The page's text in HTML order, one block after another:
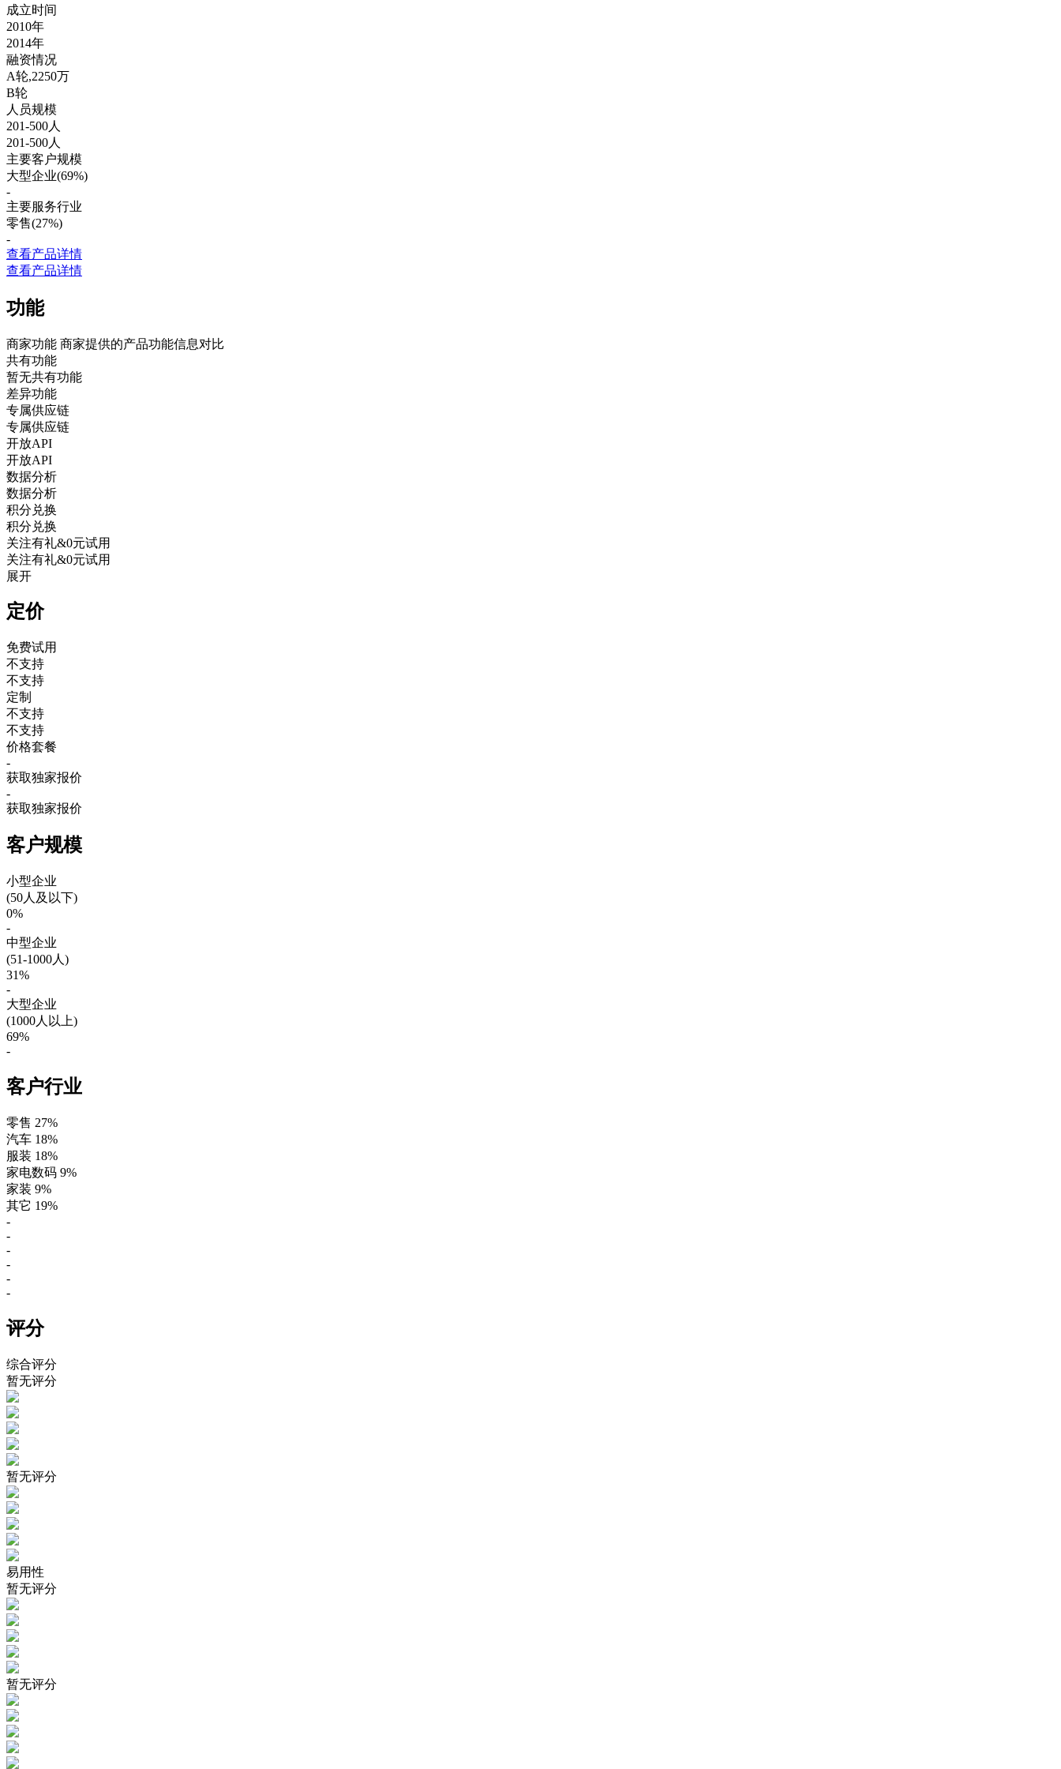
成立时间
2010年
2014年
融资情况
A轮,2250万
B轮
人员规模
201-500人
201-500人
主要客户规模
大型企业(69%)
-
主要服务行业
零售(27%)
-
查看产品详情
查看产品详情
功能
商家功能 商家提供的产品功能信息对比
共有功能
暂无共有功能
差异功能
专属供应链
专属供应链
开放API
开放API
数据分析
数据分析
积分兑换
积分兑换
关注有礼&0元试用
关注有礼&0元试用
展开
定价
免费试用
不支持
不支持
定制
不支持
不支持
价格套餐
-
获取独家报价
-
获取独家报价
客户规模
小型企业
(50人及以下)
0%
-
中型企业
(51-1000人)
31%
-
大型企业
(1000人以上)
69%
-
客户行业
零售 27%
汽车 18%
服装 18%
家电数码 9%
家装 9%
其它 19%
-
-
-
-
-
-
评分
综合评分
暂无评分
暂无评分
易用性
暂无评分
暂无评分